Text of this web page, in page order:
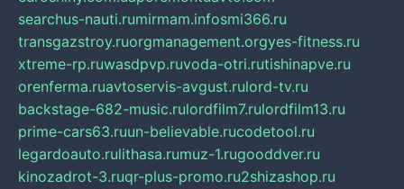
searchus-nauti.rumirmam.infosmi366.ru
transgazstroy.ruorgmanagement.orgyes-fitness.ru
xtreme-rp.ruwasdpvp.ruvoda-otri.rutishinapve.ru
orenferma.ruavtoservis-avgust.rulord-tv.ru
backstage-682-music.rulordfilm7.rulordfilm13.ru
prime-cars63.ruun-believable.rucodetool.ru
legardoauto.rulithasa.rumuz-1.rugooddver.ru
kinozadrot-3.ruqr-plus-promo.ru2shizashop.ru